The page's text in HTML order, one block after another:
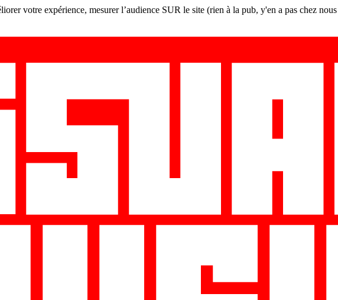
votre expérience, mesurer l’audience SUR le site (rien à la pub, y'en a pas chez